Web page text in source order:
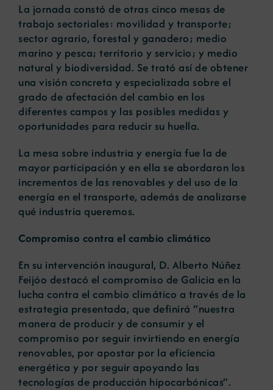
La jornada constó de otras cinco mesas de
trabajo sectoriales: movilidad y transporte;
sector agrario, forestal y ganadero; medio
marino y pesca; territorio y servicio; y medio
natural y biodiversidad. Se trató así de obtener
una visión concreta y especializada sobre el
grado de afectación del cambio en los
diferentes campos y las posibles medidas y
oportunidades para reducir su huella.
La mesa sobre industria y energía fue la de
mayor participación y en ella se abordaron los
incrementos de las renovables y del uso de la
energía en el transporte, además de analizarse
qué industria queremos.
Compromiso contra el cambio climático
En su intervención inaugural, D. Alberto Núñez
Feijóo destacó el compromiso de Galicia en la
lucha contra el cambio climático a través de la
estrategia presentada, que definirá “nuestra
manera de producir y de consumir y el
compromiso por seguir invirtiendo en energía
renovables, por apostar por la eficiencia
energética y por seguir apoyando las
tecnologías de producción hipocarbónicas”.